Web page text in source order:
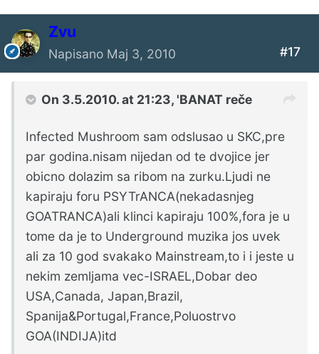
Zvu
Napisano Maj 3, 2010 #17
On 3.5.2010. at 21:23, 'BANAT reče
Infected Mushroom sam odslusao u SKC,pre
par godina.nisam nijedan od te dvojice jer
obicno dolazim sa ribom na zurku.Ljudi ne
kapiraju foru PSYTrANCA(nekadasnjeg
GOATRANCA)ali klinci kapiraju 100%,fora je u
tome da je to Underground muzika jos uvek
ali za 10 god svakako Mainstream,to i i jeste u
nekim zemljama vec-ISRAEL,Dobar deo
USA,Canada, Japan,Brazil,
Spanija&Portugal,France,Poluostrvo
GOA(INDIJA)itd